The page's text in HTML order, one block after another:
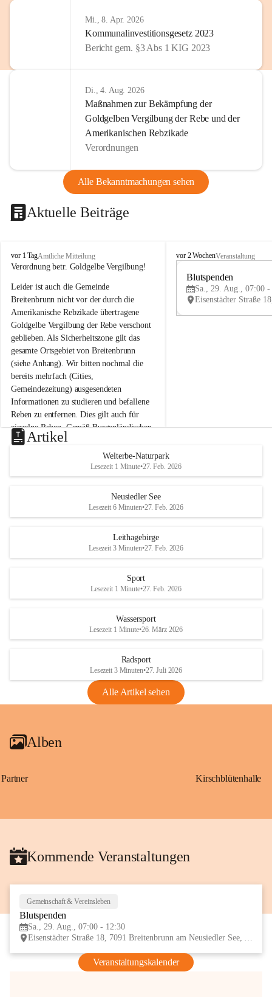
Mi., 8. Apr. 2026
Kommunalinvestitionsgesetz 2023
Bericht gem. §3 Abs 1 KIG 2023
Di., 4. Aug. 2026
Maßnahmen zur Bekämpfung der
Goldgelben Vergilbung der Rebe und der
Amerikanischen Rebzikade
Verordnungen
Alle Bekanntmachungen sehen
Aktuelle Beiträge
B
r
i
t
e
n
b
r
u
n
n
a
m
N
e
u
s
d
S
vor 1 TagAmtliche Mitteilung
Verordnung betr. Goldgelbe Vergilbung!
Leider ist auch die Gemeinde
Breitenbrunn nicht vor der durch die
Amerikanische Rebzikade übertragene
Goldgelbe Vergilbung der Rebe verschont
geblieben. Als Sicherheitszone gilt das
gesamte Ortsgebiet von Breitenbrunn
(siehe Anhang). Wir bitten nochmal die
bereits mehrfach (Cities,
Gemeindezeitung) ausgesendeten
Informationen zu studieren und befallene
Reben zu entfernen. Dies gilt auch für
einzelne Reben. Gemäß Burgenländischen
Weinbaugesetz sind nicht gepflegte oder
unzulässige Weingärten zu roden! Bitte
helfen wir zusammen um unsere Winzer
vor den prognostizierten Ernteausfällen
und den daraus folgenden wirtschaftlichen
Maßnahmen zur Bekämpfung
Rebe und der Amerikanischen
Anhang VBl. EU Nr. 18
1 Seite•1,4 MB
VBl. EU Nr. 18_2026
B
e
u
e
d
r
S
vor 2 WochenVeranstaltung
Blutspenden
Sa., 29. Aug., 07:00 -
Artikel
Welterbe-Naturpark
Lesezeit 1 Minute•27. Feb. 2026
Neusiedler See
Lesezeit 6 Minuten•27. Feb. 2026
Leithagebirge
Lesezeit 3 Minuten•27. Feb. 2026
Sport
Lesezeit 1 Minute•27. Feb. 2026
Wassersport
Lesezeit 1 Minute•26. März 2026
Radsport
Lesezeit 3 Minuten•27. Juli 2026
Alle Artikel sehen
Alben
Partner Kirschblütenhalle
Kommende Veranstaltungen
Gemeinschaft & Vereinsleben
Blutspenden
Sa., 29. Aug., 07:00 - 12:30
Eisenstädter Straße 18, 7091 Breitenbrunn am Neusiedler See, AUT
Veranstaltungskalender